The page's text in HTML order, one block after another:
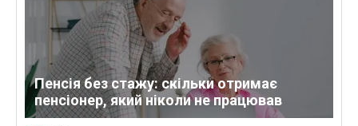
Пенсія без стажу: скільки отримає
пенсіонер, який ніколи не працював